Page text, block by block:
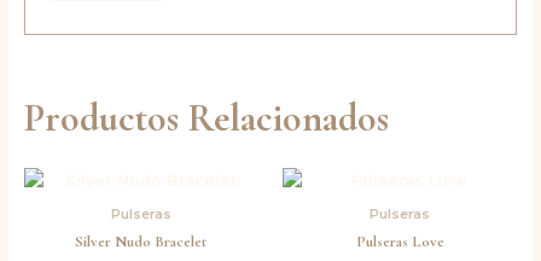
Productos Relacionados
Pulseras
Silver Nudo Bracelet
Pulseras
Pulseras Love